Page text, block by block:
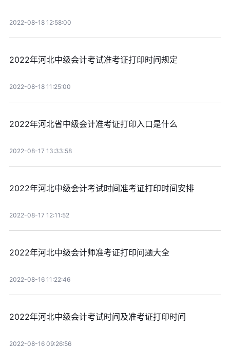
2022-08-18 12:58:00
2022年河北中级会计考试准考证打印时间规定
2022-08-18 11:25:00
2022年河北省中级会计准考证打印入口是什么
2022-08-17 13:33:58
2022年河北中级会计考试时间准考证打印时间安排
2022-08-17 12:11:52
2022年河北中级会计师准考证打印问题大全
2022-08-16 11:22:46
2022年河北中级会计考试时间及准考证打印时间
2022-08-16 09:26:56